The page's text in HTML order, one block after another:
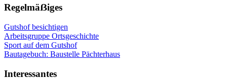
Regelmäẞiges
Gutshof besichtigen
Arbeitsgruppe Ortsgeschichte
Sport auf dem Gutshof
Bautagebuch: Baustelle Pächterhaus
Interessantes